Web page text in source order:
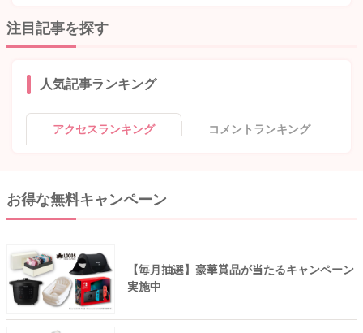
注目記事を探す
人気記事ランキング
アクセスランキング コメントランキング
お得な無料キャンペーン
【毎月抽選】豪華賞品が当たるキャンペーン
実施中